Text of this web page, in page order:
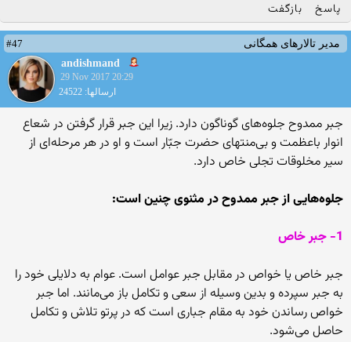
پاسخ بازگفت
مدیر تالارهای همگانی
#47
andishmand
29 Nov 2017 20:29
ارسالها: 24522
جبر ممدوح جلوه‏‌هاى گوناگون دارد. زیرا این جبر قرار گرفتن در شعاع
انوار باعظمت و بى‌‏منتهاى حضرت جبّار است و او در هر مرحله‏‌اى از
سیر مخلوقات تجلى خاص دارد.
جلوه‏‌هایى از جبر ممدوح در مثنوی چنین است:
1- جبر خاص‏
جبر خاص یا خواص در مقابل جبر عوامل است. عوام به دلایلى خود را
به جبر سپرده و بدین وسیله از سعى و تکامل باز مى‌‏مانند. اما جبر
خواص رساندن خود به مقام جبارى است که در پرتو تلاش و تکامل
حاصل مى‌‏شود.